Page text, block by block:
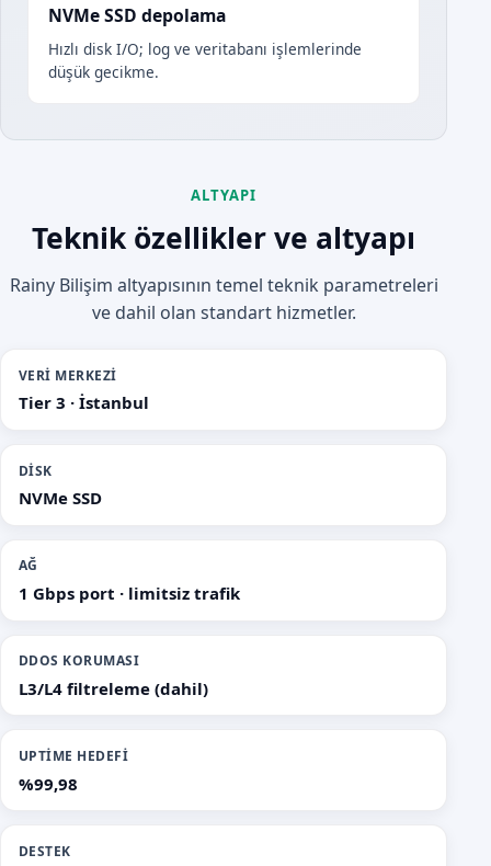
NVMe SSD depolama
Hızlı disk I/O; log ve veritabanı işlemlerinde
düşük gecikme.
ALTYAPI
Teknik özellikler ve altyapı
Rainy Bilişim altyapısının temel teknik parametreleri
ve dahil olan standart hizmetler.
VERI MERKEZI
Tier 3 · İstanbul
DISK
NVMe SSD
AĞ
1 Gbps port · limitsiz trafik
DDOS KORUMASI
L3/L4 filtreleme (dahil)
UPTIME HEDEFI
%99,98
DESTEK